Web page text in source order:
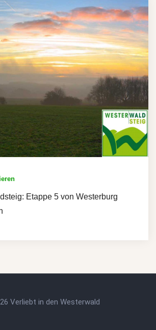
Etappe 5 von Westerburg
Verliebt in den Westerwald